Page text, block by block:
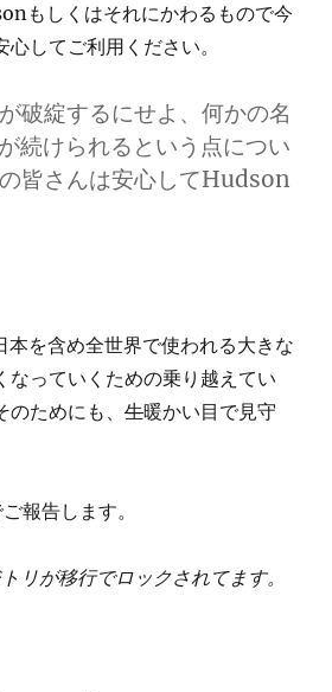
もしくはそれにかわるもので今
してご利用ください。
破綻するにせよ、何かの名
続けられるという点につい
皆さんは安心してHudson
を含め全世界で使われる大きな
なっていくための乗り越えてい
ためにも、 生暖かい目で見守
報告します。
リが移行でロックされてます。